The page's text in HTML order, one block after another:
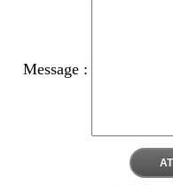
Message :